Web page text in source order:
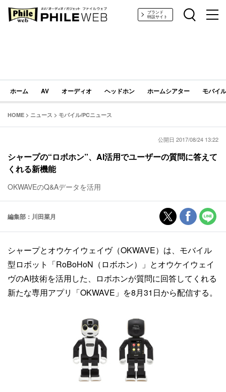
PHILE WEB｜AV/オーディオ/ガジェットブランド
特設サイト
ホーム AV オーディオ ヘッドホン ホームシアター モバイ
HOME > ニュース > モバイル/PCニュース
公開日 2017/08/24 13:22
シャープの“ロボホン”、AI活用でユーザーの質問に答えて
くれる新機能
OKWAVEのQ&Aデータを活用
編集部：川田菜月
シャープとオウケイウェイヴ（OKWAVE）は、モバイル
型ロボット「RoBoHoN（ロボホン）」とオウケイウェイ
ヴのAI技術を活用した、ロボホンが質問に回答してくれる
新たな専用アプリ「OKWAVE」を8月31日から配信する。